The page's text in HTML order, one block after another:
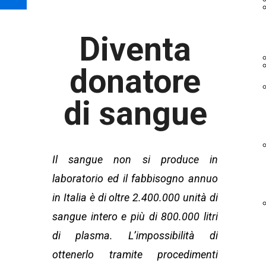
Diventa
donatore
di sangue
Il sangue non si produce in
laboratorio ed il fabbisogno annuo
in Italia è di oltre 2.400.000 unità di
sangue intero e più di 800.000 litri
di plasma. L’impossibilità di
ottenerlo tramite procedimenti